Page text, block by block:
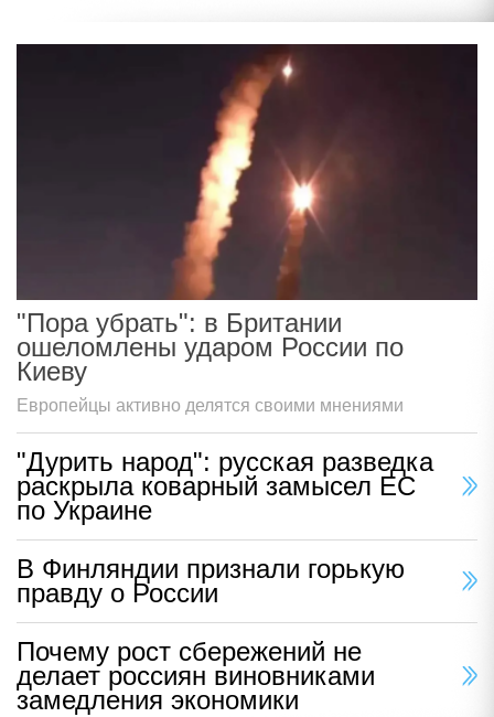
"Пора убрать": в Британии
ошеломлены ударом России по
Киеву
Европейцы активно делятся своими мнениями
"Дурить народ": русская разведка
раскрыла коварный замысел ЕС
по Украине
В Финляндии признали горькую
правду о России
Почему рост сбережений не
делает россиян виновниками
замедления экономики